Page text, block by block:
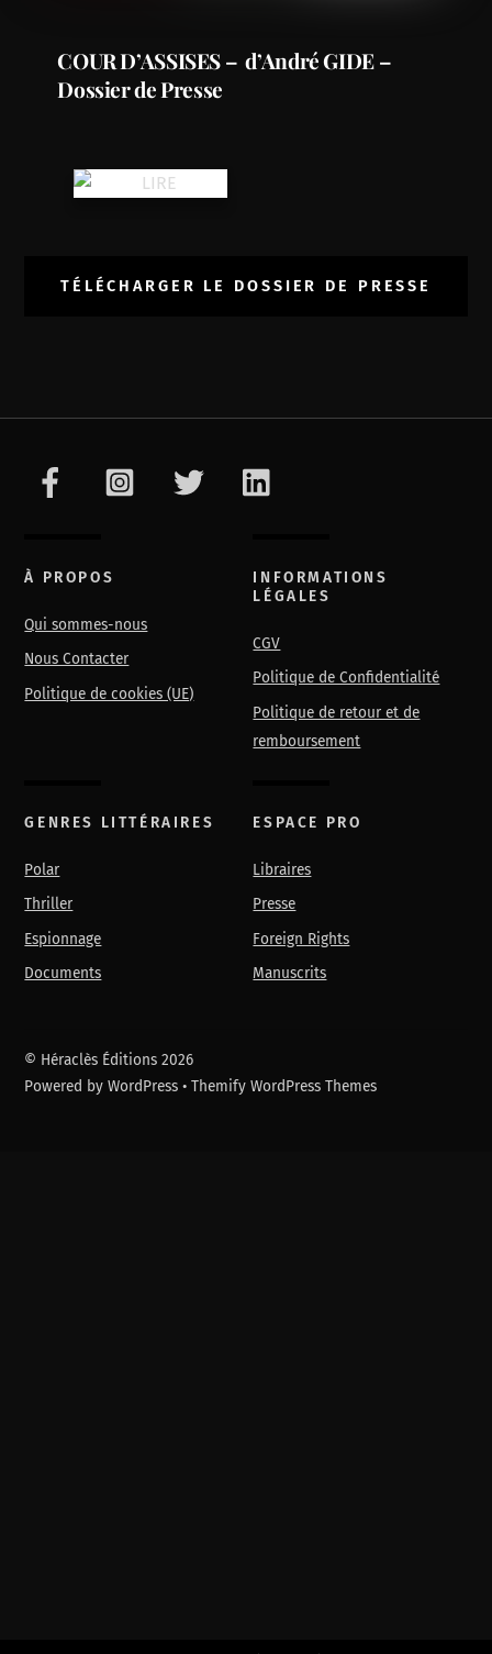
COUR D’ASSISES – d’André GIDE –
Dossier de Presse
TÉLÉCHARGER LE DOSSIER DE PRESSE
À PROPOS
Qui sommes-nous
Nous Contacter
Politique de cookies (UE)
INFORMATIONS
LÉGALES
CGV
Politique de Confidentialité
Politique de retour et de
remboursement
GENRES LITTÉRAIRES
Polar
Thriller
Espionnage
Documents
ESPACE PRO
Libraires
Presse
Foreign Rights
Manuscrits
© Héraclès Éditions 2026
Powered byWordPress •Themify WordPress Themes